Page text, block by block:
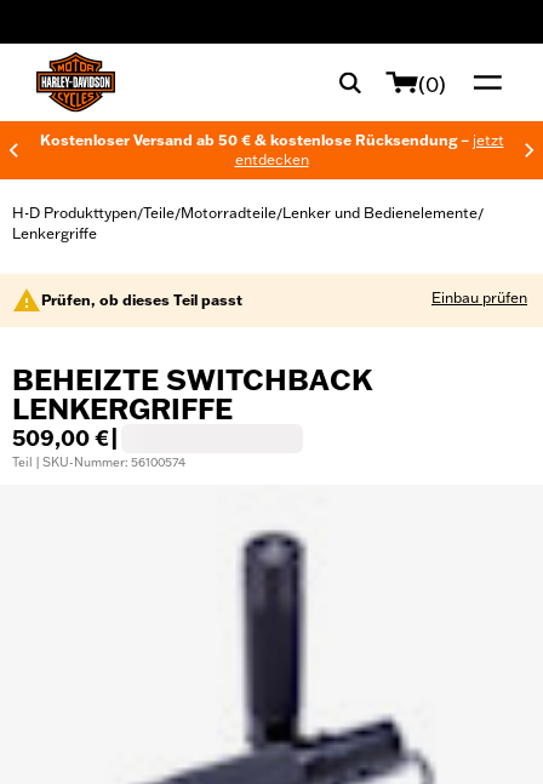
(0)
Kostenloser Versand ab 50 € & kostenlose Rücksendung – jetzt
entdecken
H-D Produkttypen/Teile/Motorradteile/Lenker und Bedienelemente/
Lenkergriffe
Prüfen, ob dieses Teil passt Einbau prüfen
BEHEIZTE SWITCHBACK
LENKERGRIFFE
509,00 €
Teil | SKU-Nummer: 56100574